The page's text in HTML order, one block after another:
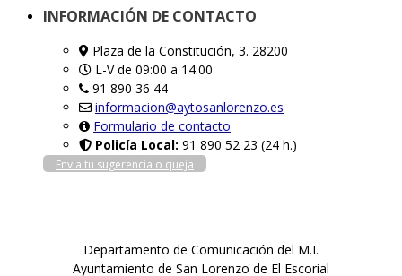
INFORMACIÓN DE CONTACTO
Plaza de la Constitución, 3. 28200
L-V de 09:00 a 14:00
91 890 36 44
informacion@aytosanlorenzo.es
Formulario de contacto
Policía Local: 91 890 52 23 (24 h.)
Envía tu sugerencia o queja
Departamento de Comunicación del M.I.
Ayuntamiento de San Lorenzo de El Escorial